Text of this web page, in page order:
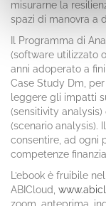
misurarne la
spazi di manovra a
Il Programma di
(software utilizzato
anni adoperato a
Case Study Dm,
leggere gli impatti
(sensitivity
(scenario analysis).
consentire, ad ogni
competenze
L’ebook è fruibile
ABICloud,